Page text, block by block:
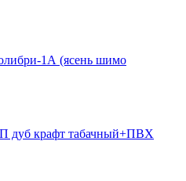
1А (ясень шимо
дуб крафт табачный+ПВХ